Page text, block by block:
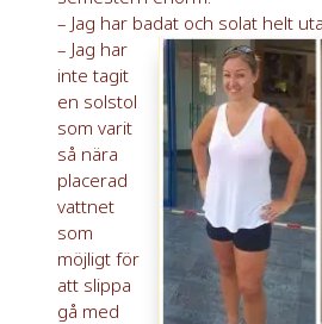
– Jag har badat och solat helt
– Jag har
inte tagit
en solstol
som varit
så nära
placerad
vattnet
som
möjligt för
att slippa
gå med